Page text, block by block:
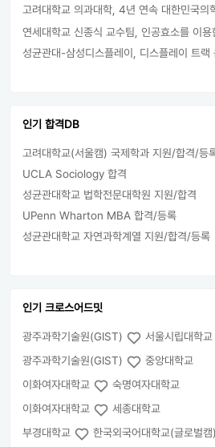
성균관대-삼성디스플레이, 디스플레이 트랙
인기 합격DB
고려대학교(서울캠) 국제학과 지원/합격/등
UCLA Sociology 합격
성균관대학교 법학전문대학원 지원/합격
UPenn Wharton MBA 합격/등록
성균관대학교 자연과학계열 지원/합격/등록
인기 크로스어드밋
광주과학기술원(GIST)
서울시립대학교
광주과학기술원(GIST)
중앙대학교
이화여자대학교
숙명여자대학교
이화여자대학교
세종대학교
부경대학교
한국외국어대학교(글로벌캠)